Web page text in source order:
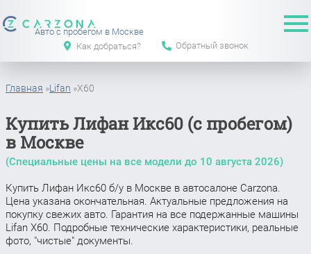
Авто с пробегом в Москве
Как добраться?
Обратный звонок
Главная »Lifan »X60
Купить Лифан Икс60 (с пробегом)
в Москве
(Специальные цены на все модели до 10 августа 2026)
Купить Лифан Икс60 б/у в Москве в автосалоне Carzona.
Цена указана окончательная. Актуальные предложения на
покупку свежих авто. Гарантия на все подержанные машины
Lifan X60. Подробные технические характеристики, реальные
фото, "чистые" документы.